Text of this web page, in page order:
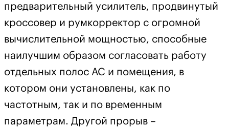
предварительный усилитель, продвинутый
кроссовер и румкорректор с огромной
вычислительной мощностью, способные
наилучшим образом согласовать работу
отдельных полос АС и помещения, в
котором они установлены, как по
частотным, так и по временным
параметрам. Другой прорыв –